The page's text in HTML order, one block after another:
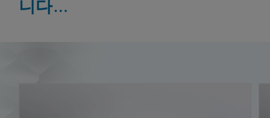
니다…